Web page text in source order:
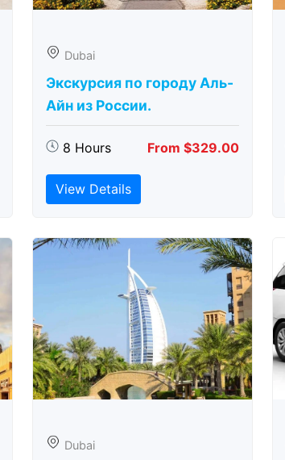
Dubai
Экскурсия по городу Аль-
Айн из России.
8 Hours From $329.00
View Details
Dubai